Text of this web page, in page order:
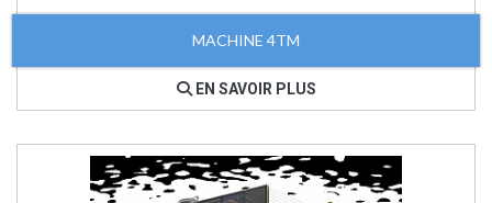
MACHINE 4TM
EN SAVOIR PLUS